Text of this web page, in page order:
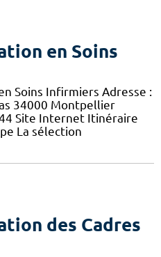
en Soins
Soins Infirmiers Adresse :
34000 Montpellier
Site Internet Itinéraire
La sélection
des Cadres